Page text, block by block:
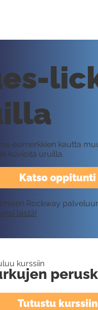
Katso oppitunti
esimerkkien kautta
kuvioita uruilla.
Rockway
tästä!
kurssiin
Tutustu kurssiin